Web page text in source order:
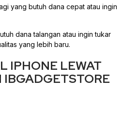
yang butuh dana cepat atau ingin
dana talangan atau ingin tukar
yang lebih baru.
IPHONE LEWAT
IBGADGETSTORE